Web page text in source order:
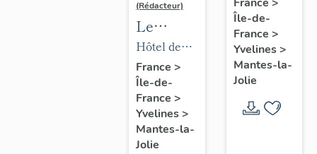
(Rédacteur)
Le
mobilier
de l'hôtel
de ville
Hôtel de
ville
France >
Île-de-
France >
Yvelines>
Mantes-la-
Jolie
collégiale
Dame
Île-de-
France >
Yvelines>
Mantes-la-
Jolie